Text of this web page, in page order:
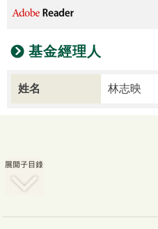
基金經理人
姓名 林志映